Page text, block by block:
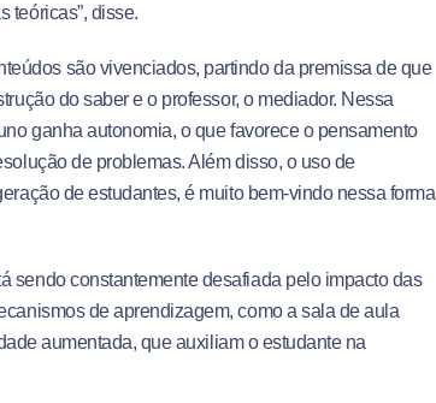
teóricas”, disse.
são vivenciados, partindo da premissa de que
do saber e o professor, o mediador. Nessa
ganha autonomia, o que favorece o pensamento
de problemas. Além disso, o uso de
de estudantes, é muito bem-vindo nessa forma
sendo constantemente desafiada pelo impacto das
de aprendizagem, como a sala de aula
aumentada, que auxiliam o estudante na